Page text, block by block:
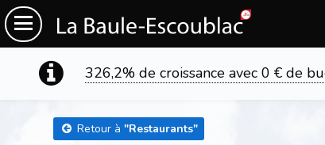
326,2% de croissance avec 0 € de
Retour à "Restaurants"